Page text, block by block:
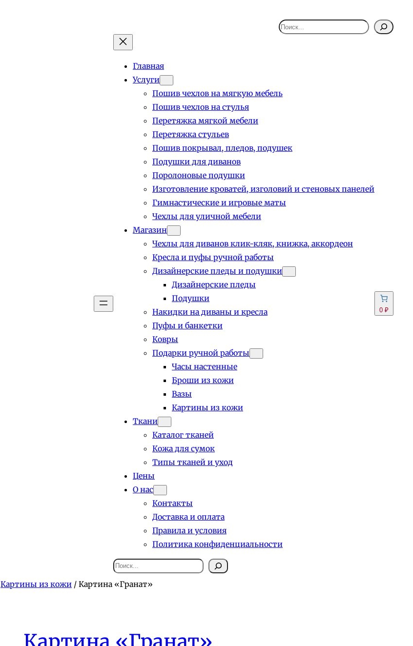
Поиск
Главная
Услуги
Пошив чехлов на мягкую мебель
Пошив чехлов на стулья
Перетяжка мягкой мебели
Перетяжка стульев
Пошив покрывал, пледов, подушек
Подушки для диванов
Поролоновые подушки
Изготовление кроватей, изголовий и стеновых панелей
Гимнастические и игровые маты
Чехлы для уличной мебели
Магазин
Чехлы для диванов клик-кляк, книжка, аккордеон
Кресла и пуфы ручной работы
Дизайнерские пледы и подушки
Дизайнерские пледы
Подушки
Накидки на диваны и кресла
Пуфы и банкетки
Ковры
Подарки ручной работы
Часы настенные
Броши из кожи
Вазы
Картины из кожи
Ткани
Каталог тканей
Кожа для сумок
Типы тканей и уход
Цены
О нас
Контакты
Доставка и оплата
Правила и условия
Политика конфиденциальности
Поиск
0 ₽
Картины из кожи / Картина «Гранат»